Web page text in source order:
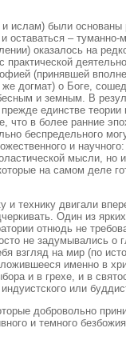
ислам) были
–
оказалось на
(принявшей
догмат) о Боге,
и земным. В
единстве
что в более ранние
беспредельного
и
мысли,
на самом
и технику двигали
Один из
отнюдь не
не задумывались о
на мир (по
именно в
и в грехе, и в
или
добровольно
и темного